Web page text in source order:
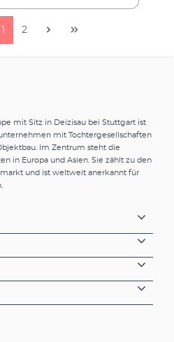
1 2
mit Sitz in Deizisau bei Stuttgart ist
mit Tochtergesellschaften
Im Zentrum steht die
in Europa und Asien. Sie zählt zu den
und ist weltweit anerkannt für